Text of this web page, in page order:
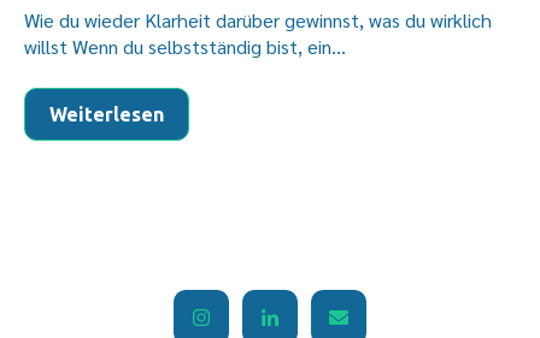
Wie du wieder Klarheit darüber gewinnst, was du wirklich
willst Wenn du selbstständig bist, ein...
Weiterlesen